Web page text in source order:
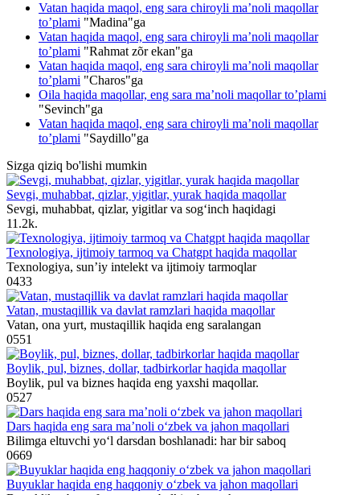
Vatan haqida maqol, eng sara chiroyli ma’noli maqollar
to’plami "Madina"ga
Vatan haqida maqol, eng sara chiroyli ma’noli maqollar
to’plami "Rahmat zõr ekan"ga
Vatan haqida maqol, eng sara chiroyli ma’noli maqollar
to’plami "Charos"ga
Oila haqida maqollar, eng sara ma’noli maqollar to’plami
"Sevinch"ga
Vatan haqida maqol, eng sara chiroyli ma’noli maqollar
to’plami "Saydillo"ga
Sizga qiziq bo'lishi mumkin
Sevgi, muhabbat, qizlar, yigitlar, yurak haqida maqollar
Sevgi, muhabbat, qizlar, yigitlar va sog‘inch haqidagi
11.2k.
Texnologiya, ijtimoiy tarmoq va Chatgpt haqida maqollar
Texnologiya, sun’iy intelekt va ijtimoiy tarmoqlar
0433
Vatan, mustaqillik va davlat ramzlari haqida maqollar
Vatan, ona yurt, mustaqillik haqida eng saralangan
0551
Boylik, pul, biznes, dollar, tadbirkorlar haqida maqollar
Boylik, pul va biznes haqida eng yaxshi maqollar.
0527
Dars haqida eng sara ma’noli o‘zbek va jahon maqollari
Bilimga eltuvchi yo‘l darsdan boshlanadi: har bir saboq
0669
Buyuklar haqida eng haqqoniy o‘zbek va jahon maqollari